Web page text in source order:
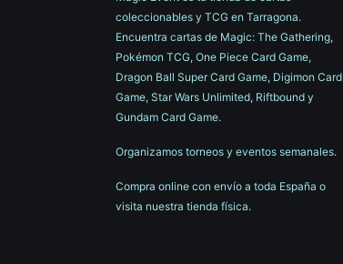
coleccionables y TCG en Tarragona.
Encuentra cartas de Magic: The Gathering,
Pokémon TCG, One Piece Card Game,
Dragon Ball Super Card Game, Digimon Card
Game, Star Wars Unlimited, Riftbound y
Gundam Card Game.
Organizamos torneos y eventos semanales.
Compra online con envío a toda España o
visita nuestra tienda física.